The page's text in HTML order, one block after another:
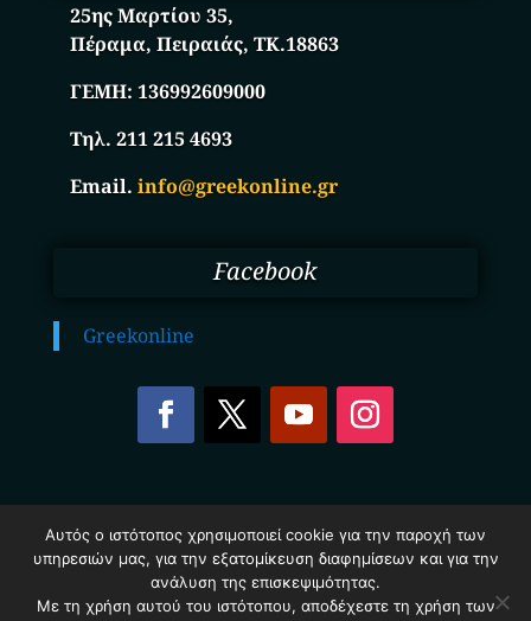
25ης Μαρτίου 35,
Πέραμα, Πειραιάς, ΤΚ.18863
ΓΕΜΗ:136992609000
Τηλ. 211 215 4693
Email.info@greekonline.gr
Facebook
Greekonline
Επιχειρήσεων Ελλάδας – Greekonline.gr. All Rights
Reserved.
Όροι & Προυποθέσεις–Προστασία Προσωπικών
Δεδομένων–Πολιτική Cookies
Αυτός ο ιστότοπος χρησιμοποιεί cookie για την παροχή των
υπηρεσιών μας, για την εξατομίκευση διαφημίσεων και για την
ανάλυση της επισκεψιμότητας.
Με τη χρήση αυτού του ιστότοπου, αποδέχεστε τη χρήση των